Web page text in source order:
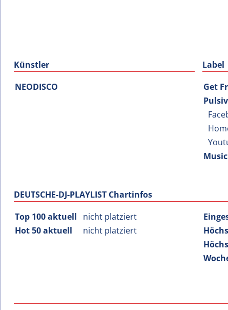
Künstler
NEODISCO
Label
Get
DEUTSCHE-DJ-PLAYLIST Chartinfos
Top 100 aktuell
nicht platziert
Hot 50 aktuell
nicht platziert